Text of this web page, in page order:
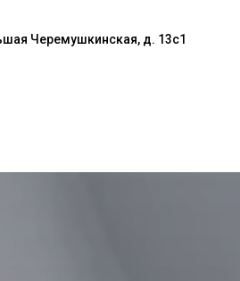
Черемушкинская, д. 13с1